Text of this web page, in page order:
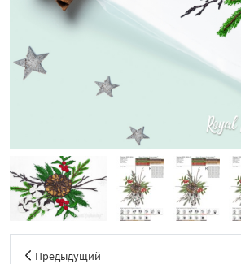
Предыдущий